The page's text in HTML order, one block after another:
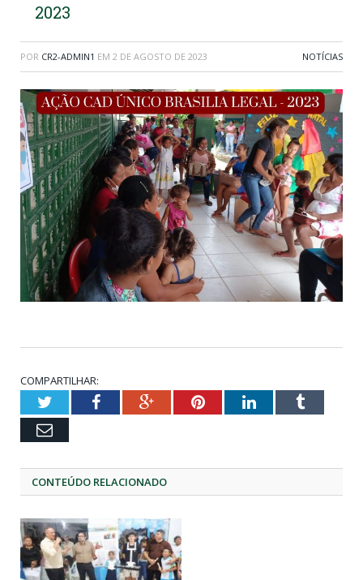
2023
POR CR2-ADMIN1 EM 2 DE AGOSTO DE 2023 NOTÍCIAS
COMPARTILHAR:
TwitterFacebookGoogle+PinterestLinkedInTumblr
Email
CONTEÚDO RELACIONADO